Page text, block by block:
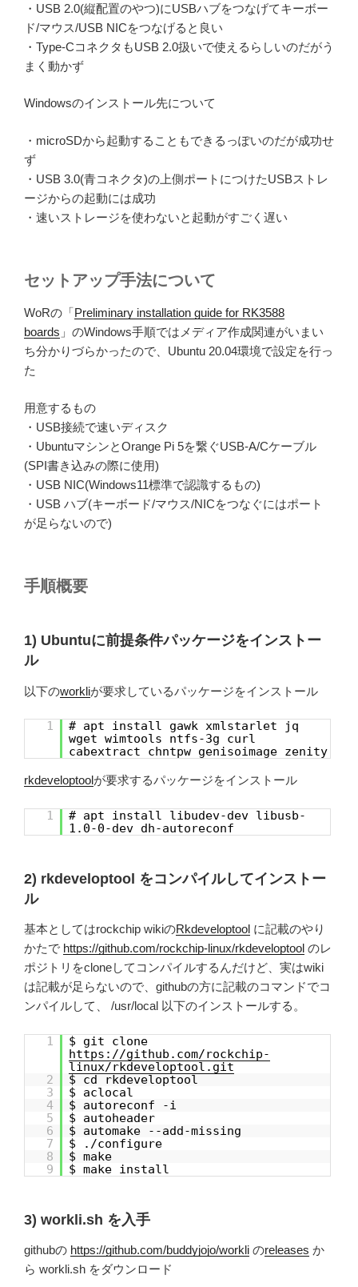
・USB 2.0(縦配置のやつ)にUSBハブをつなげてキーボー
ド/マウス/USB NICをつなげると良い
・Type-CコネクタもUSB 2.0扱いで使えるらしいのだがう
まく動かず
Windowsのインストール先について
・microSDから起動することもできるっぽいのだが成功せ
ず
・USB 3.0(青コネクタ)の上側ポートにつけたUSBストレ
ージからの起動には成功
・速いストレージを使わないと起動がすごく遅い
セットアップ手法について
WoRの「Preliminary installation guide for RK3588
boards 」のWindows手順ではメディア作成関連がいまい
ち分かりづらかったので、Ubuntu 20.04環境で設定を行っ
た
用意するもの
・USB接続で速いディスク
・UbuntuマシンとOrange Pi 5を繋ぐUSB-A/Cケーブル
(SPI書き込みの際に使用)
・USB NIC(Windows11標準で認識するもの)
・USB ハブ(キーボード/マウス/NICをつなぐにはポート
が足らないので)
手順概要
1) Ubuntuに前提条件パッケージをインストー
ル
以下のworkliが要求しているパッケージをインストール
1
# apt install gawk xmlstarlet jq
wget wimtools ntfs-3g curl
cabextract chntpw genisoimage zenity
rkdeveloptoolが要求するパッケージをインストール
1
# apt install libudev-dev libusb-
1.0-0-dev dh-autoreconf
2) rkdeveloptool をコンパイルしてインストー
ル
基本としてはrockchip wikiのRkdeveloptool に記載のやり
かたで https://github.com/rockchip-linux/rkdeveloptool のレ
ポジトリをcloneしてコンパイルするんだけど、実はwiki
は記載が足らないので、githubの方に記載のコマンドでコ
ンパイルして、 /usr/local 以下のインストールする。
1
$ git clone
https://github.com/rockchip-
linux/rkdeveloptool.git
2
$ cd rkdeveloptool
3
$ aclocal
4
$ autoreconf -i
5
$ autoheader
6
$ automake --add-missing
7
$ ./configure
8
$ make
9
$ make install
3) workli.sh を入手
githubの https://github.com/buddyjojo/workli のreleases か
ら workli.sh をダウンロード